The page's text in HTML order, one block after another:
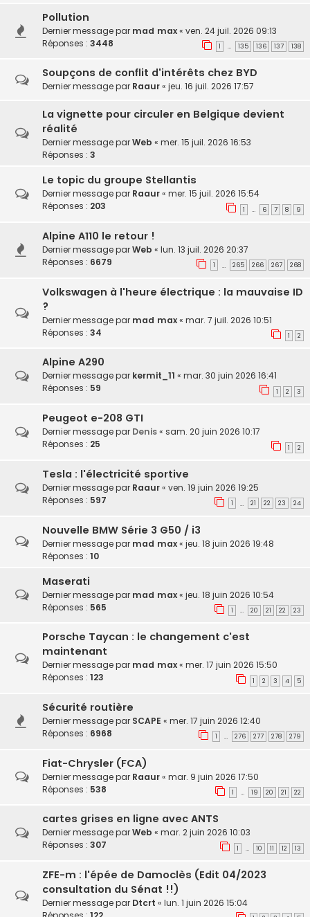
Pollution
Dernier message par mad max« ven. 24 juil. 2026 09:13
Réponses : 3448 1 … 135 136 137 138
Soupçons de conflit d'intérêts chez BYD
Dernier message par Raaur« jeu. 16 juil. 2026 17:57
La vignette pour circuler en Belgique devient
réalité
Dernier message parWeb « mer. 15 juil. 2026 16:53
Réponses : 3
Le topic du groupe Stellantis
Dernier message par Raaur« mer. 15 juil. 2026 15:54
Réponses : 203 1 … 6 7 8 9
Alpine A110 le retour !
Dernier message parWeb « lun. 13 juil. 2026 20:37
Réponses : 6679 1 … 265 266 267 268
Volkswagen à l'heure électrique : la mauvaise ID
?
Dernier message par mad max« mar. 7 juil. 2026 10:51
Réponses : 34 1 2
Alpine A290
Dernier message par kermit_11 « mar. 30 juin 2026 16:41
Réponses : 59 1 2 3
Peugeot e-208 GTI
Dernier message par Denis« sam. 20 juin 2026 10:17
Réponses : 25 1 2
Tesla : l'électricité sportive
Dernier message par Raaur« ven. 19 juin 2026 19:25
Réponses : 597 1 … 21 22 23 24
Nouvelle BMW Série 3 G50 / i3
Dernier message par mad max« jeu. 18 juin 2026 19:48
Réponses : 10
Maserati
Dernier message par mad max« jeu. 18 juin 2026 10:54
Réponses : 565 1 … 20 21 22 23
Porsche Taycan : le changement c'est
maintenant
Dernier message par mad max« mer. 17 juin 2026 15:50
Réponses : 123 1 2 3 4 5
Sécurité routière
Dernier message par SCAPE « mer. 17 juin 2026 12:40
Réponses : 6968 1 … 276 277 278 279
Fiat-Chrysler (FCA)
Dernier message par Raaur« mar. 9 juin 2026 17:50
Réponses : 538 1 … 19 20 21 22
cartes grises en ligne avec ANTS
Dernier message parWeb « mar. 2 juin 2026 10:03
Réponses : 307 1 … 10 11 12 13
ZFE-m : l'épée de Damoclès (Edit 04/2023
consultation du Sénat !!)
Dernier message par Dtcrt « lun. 1 juin 2026 15:04